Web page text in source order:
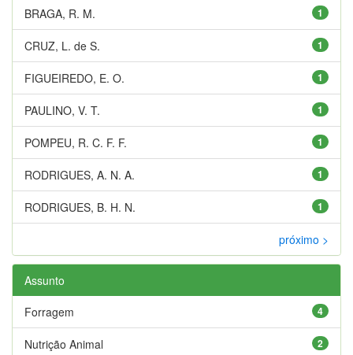
1
BRAGA, R. M.
1
CRUZ, L. de S.
1
FIGUEIREDO, E. O.
1
PAULINO, V. T.
1
POMPEU, R. C. F. F.
1
RODRIGUES, A. N. A.
1
RODRIGUES, B. H. N.
próximo >
Assunto
4
Forragem
2
Nutrição Animal